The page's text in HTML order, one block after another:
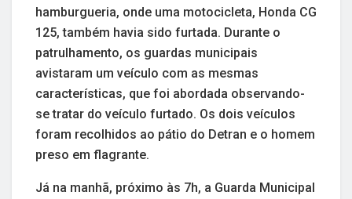
hamburgueria, onde uma motocicleta, Honda CG
125, também havia sido furtada. Durante o
patrulhamento, os guardas municipais
avistaram um veículo com as mesmas
características, que foi abordada observando-
se tratar do veículo furtado. Os dois veículos
foram recolhidos ao pátio do Detran e o homem
preso em flagrante.
Já na manhã, próximo às 7h, a Guarda Municipal